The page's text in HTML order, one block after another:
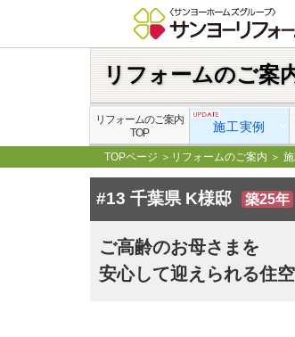
リフォームのご案
リフォームのご案内
TOP
施工実例
TOPページ ＞ リフォームのご案内 ＞
#13 千葉県 K様邸 築25年
ご高齢のお母さまを
安心して迎えられる住空